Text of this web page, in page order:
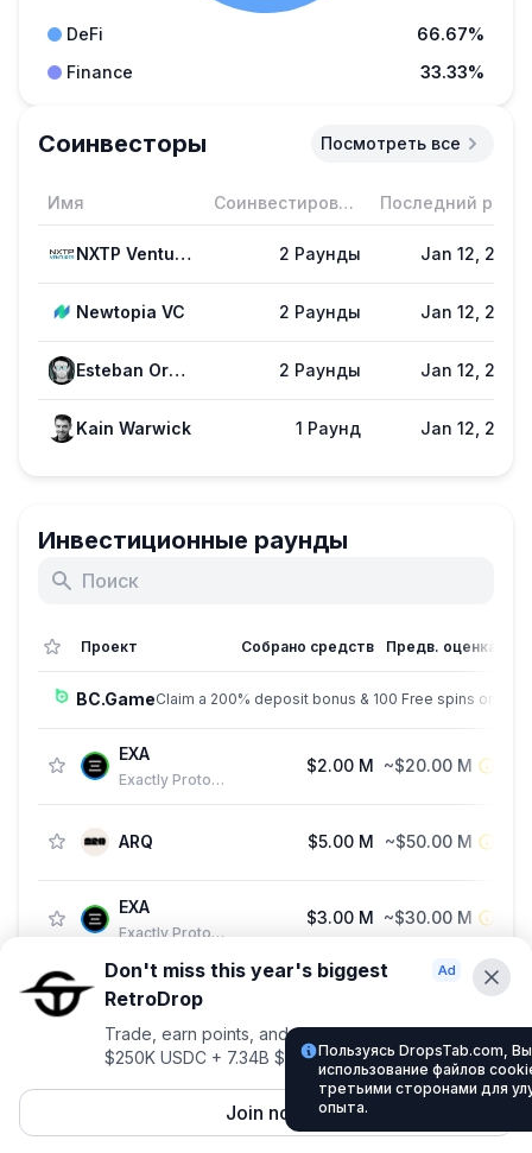
DeFi
66.67%
Finance
33.33%
Соинвесторы Посмотреть все
Имя Соинвестирование
NXTP Ventures 2 Раунды Jan 12, 2023
Newtopia VC 2 Раунды Jan 12, 2023
Esteban Ordano 2 Раунды Jan 12, 2023
Kain Warwick 1 Раунд Jan 12, 2023
Инвестиционные раунды
Проект Собрано средств Предв. оценка
BC.GameClaim a 200% deposit bonus & 100 Free spins on sign
EXA
Exactly Protocol
$2.00 M ~$20.00 M
ARQ $5.00 M ~$50.00 M
EXA
Exactly Protocol
$3.00 M ~$30.00 M
Advertise With Us ⭐️
Interested in advertising? Reach us out
DropsTab.com
Don't miss this year's biggest
RetroDrop
Trade, earn points, and climb for a shot at up to
$250K USDC + 7.34B $TRUE
Join now
Пользуясь DropsTab.com,
использование файлов
третьими сторонами для
опыта.